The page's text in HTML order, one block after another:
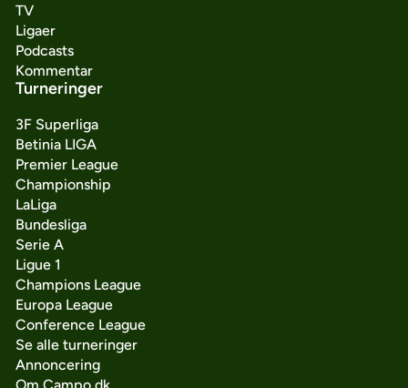
TV
Ligaer
Podcasts
Kommentar
Turneringer
3F Superliga
Betinia LIGA
Premier League
Championship
LaLiga
Bundesliga
Serie A
Ligue 1
Champions League
Europa League
Conference League
Se alle turneringer
Annoncering